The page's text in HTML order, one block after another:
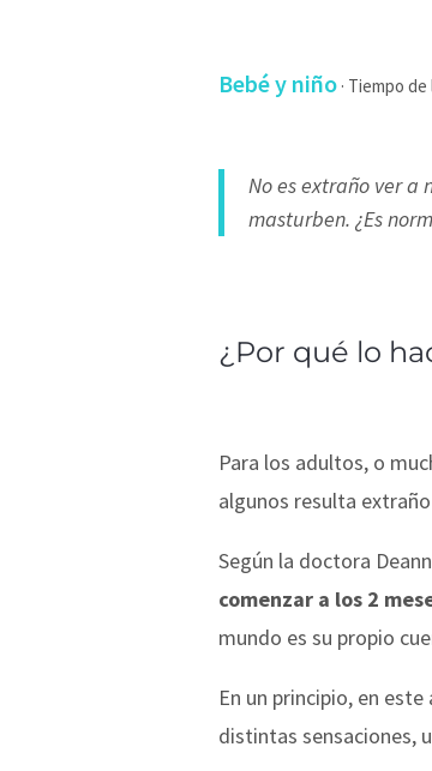
Bebé y niño ·
No es extraño ver a
masturben. ¿Es
¿Por qué lo
Para los adultos, o
algunos resulta
Según la doctora
comenzar a los 2
mundo es su propio
En un principio, en
distintas sensaciones,